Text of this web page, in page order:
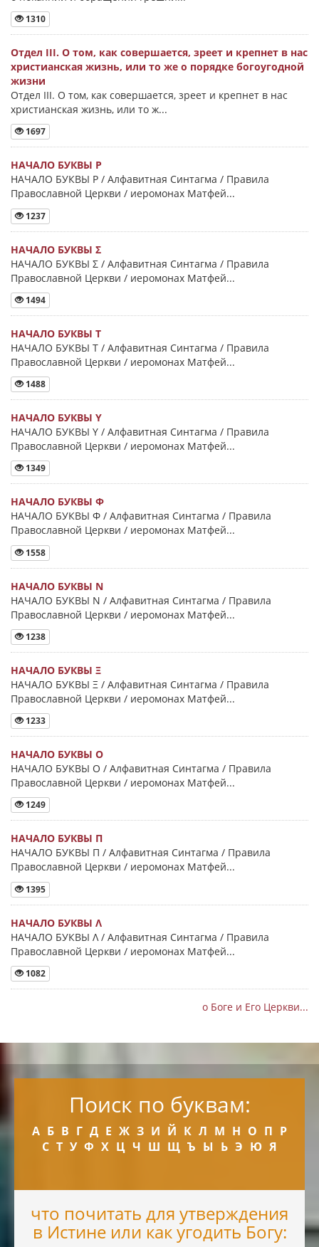
1310
Отдел III. О том, как совершается, зреет и крепнет в нас
христианская жизнь, или то же о порядке богоугодной
жизни
Отдел III. О том, как совершается, зреет и крепнет в нас
христианская жизнь, или то ж...
1697
НАЧАЛО БУКВЫ Ρ
НАЧАЛО БУКВЫ Ρ / Алфавитная Синтагма / Правила
Православной Церкви / иеромонах Матфей...
1237
НАЧАЛО БУКВЫ Σ
НАЧАЛО БУКВЫ Σ / Алфавитная Синтагма / Правила
Православной Церкви / иеромонах Матфей...
1494
НАЧАЛО БУКВЫ Τ
НАЧАЛО БУКВЫ Τ / Алфавитная Синтагма / Правила
Православной Церкви / иеромонах Матфей...
1488
НАЧАЛО БУКВЫ Y
НАЧАЛО БУКВЫ Y / Алфавитная Синтагма / Правила
Православной Церкви / иеромонах Матфей...
1349
НАЧАЛО БУКВЫ Φ
НАЧАЛО БУКВЫ Φ / Алфавитная Синтагма / Правила
Православной Церкви / иеромонах Матфей...
1558
НАЧАЛО БУКВЫ Ν
НАЧАЛО БУКВЫ Ν / Алфавитная Синтагма / Правила
Православной Церкви / иеромонах Матфей...
1238
НАЧАЛО БУКВЫ Ξ
НАЧАЛО БУКВЫ Ξ / Алфавитная Синтагма / Правила
Православной Церкви / иеромонах Матфей...
1233
НАЧАЛО БУКВЫ Ο
НАЧАЛО БУКВЫ Ο / Алфавитная Синтагма / Правила
Православной Церкви / иеромонах Матфей...
1249
НАЧАЛО БУКВЫ Π
НАЧАЛО БУКВЫ Π / Алфавитная Синтагма / Правила
Православной Церкви / иеромонах Матфей...
1395
НАЧАЛО БУКВЫ Λ
НАЧАЛО БУКВЫ Λ / Алфавитная Синтагма / Правила
Православной Церкви / иеромонах Матфей...
1082
о Боге и Его Церкви...
Поиск по буквам:
А Б В Г Д Е Ж З И Й К Л М Н О П Р
С Т У Ф Х Ц Ч Ш Щ Ъ Ы Ь Э Ю Я
что почитать для утверждения
в Истине или как угодить Богу: